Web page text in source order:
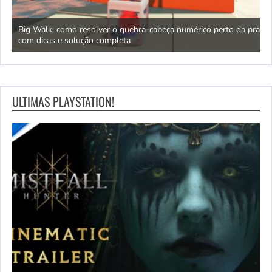
Big Walk: como resolver o quebra-cabeça numérico perto da praia
com dicas e solução completa
ULTIMAS PLAYSTATION!